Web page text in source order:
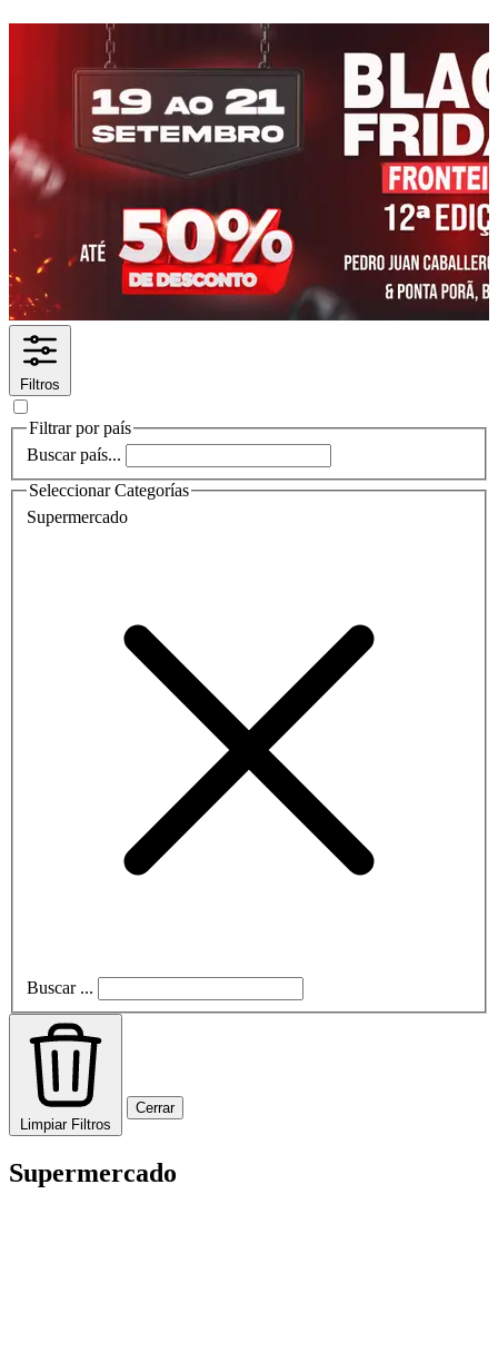
Filtros
Filtrar por país
Buscar país...
Seleccionar Categorías
Supermercado
Buscar ...
Limpiar Filtros
Cerrar
Supermercado